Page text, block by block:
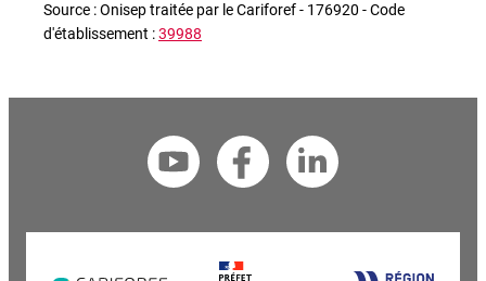
Source : Onisep traitée par le Cariforef - 176920 - Code
d'établissement :39988